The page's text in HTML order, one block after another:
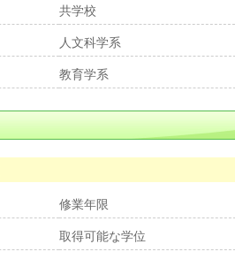
共学校
人文科学系
教育学系
修業年限
取得可能な学位